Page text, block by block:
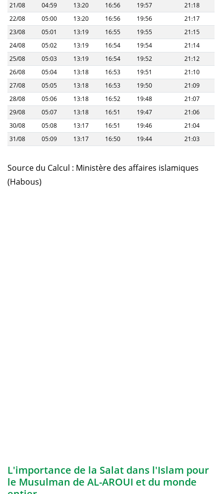
21/08
04:59 13:20 16:56 19:57
21:18
22/08
05:00 13:20 16:56 19:56
21:17
23/08
05:01 13:19 16:55 19:55
21:15
24/08
05:02 13:19 16:54 19:54
21:14
25/08
05:03 13:19 16:54 19:52
21:12
26/08
05:04 13:18 16:53 19:51
21:10
27/08
05:05 13:18 16:53 19:50
21:09
28/08
05:06 13:18 16:52 19:48
21:07
29/08
05:07 13:18 16:51 19:47
21:06
30/08
05:08 13:17 16:51 19:46
21:04
31/08
05:09 13:17 16:50 19:44 21:03
Source du Calcul : Ministère des affaires islamiques
(Habous)
L'importance de la Salat dans l'Islam pour
le Musulman de AL-AROUI et du monde